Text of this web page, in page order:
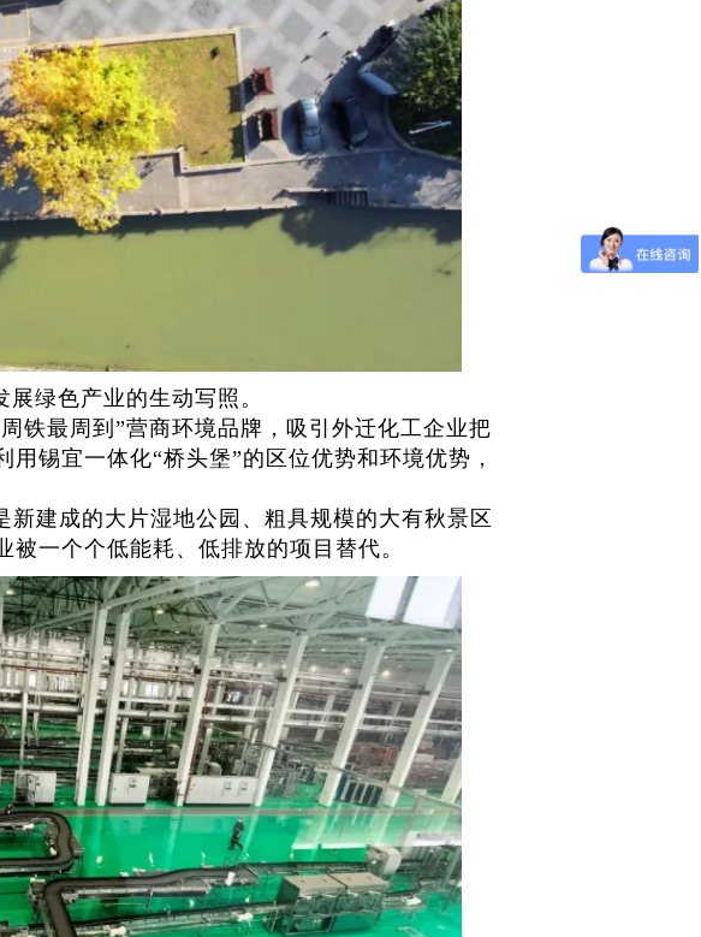
绿色产业的生动写照。
铁最周到”营商环境品牌，吸引外迁化工企业把
锡宜一体化“桥头堡”的区位优势和环境优势，
建成的大片湿地公园、粗具规模的大有秋景区
一个个低能耗、低排放的项目替代。